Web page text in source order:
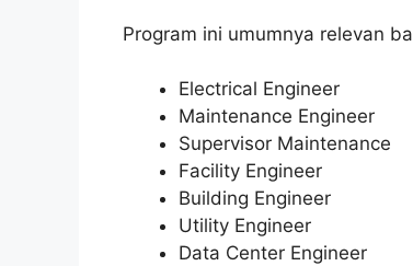
Program ini umumnya relevan
Electrical Engineer
Maintenance Engineer
Supervisor Maintenance
Facility Engineer
Building Engineer
Utility Engineer
Data Center Engineer